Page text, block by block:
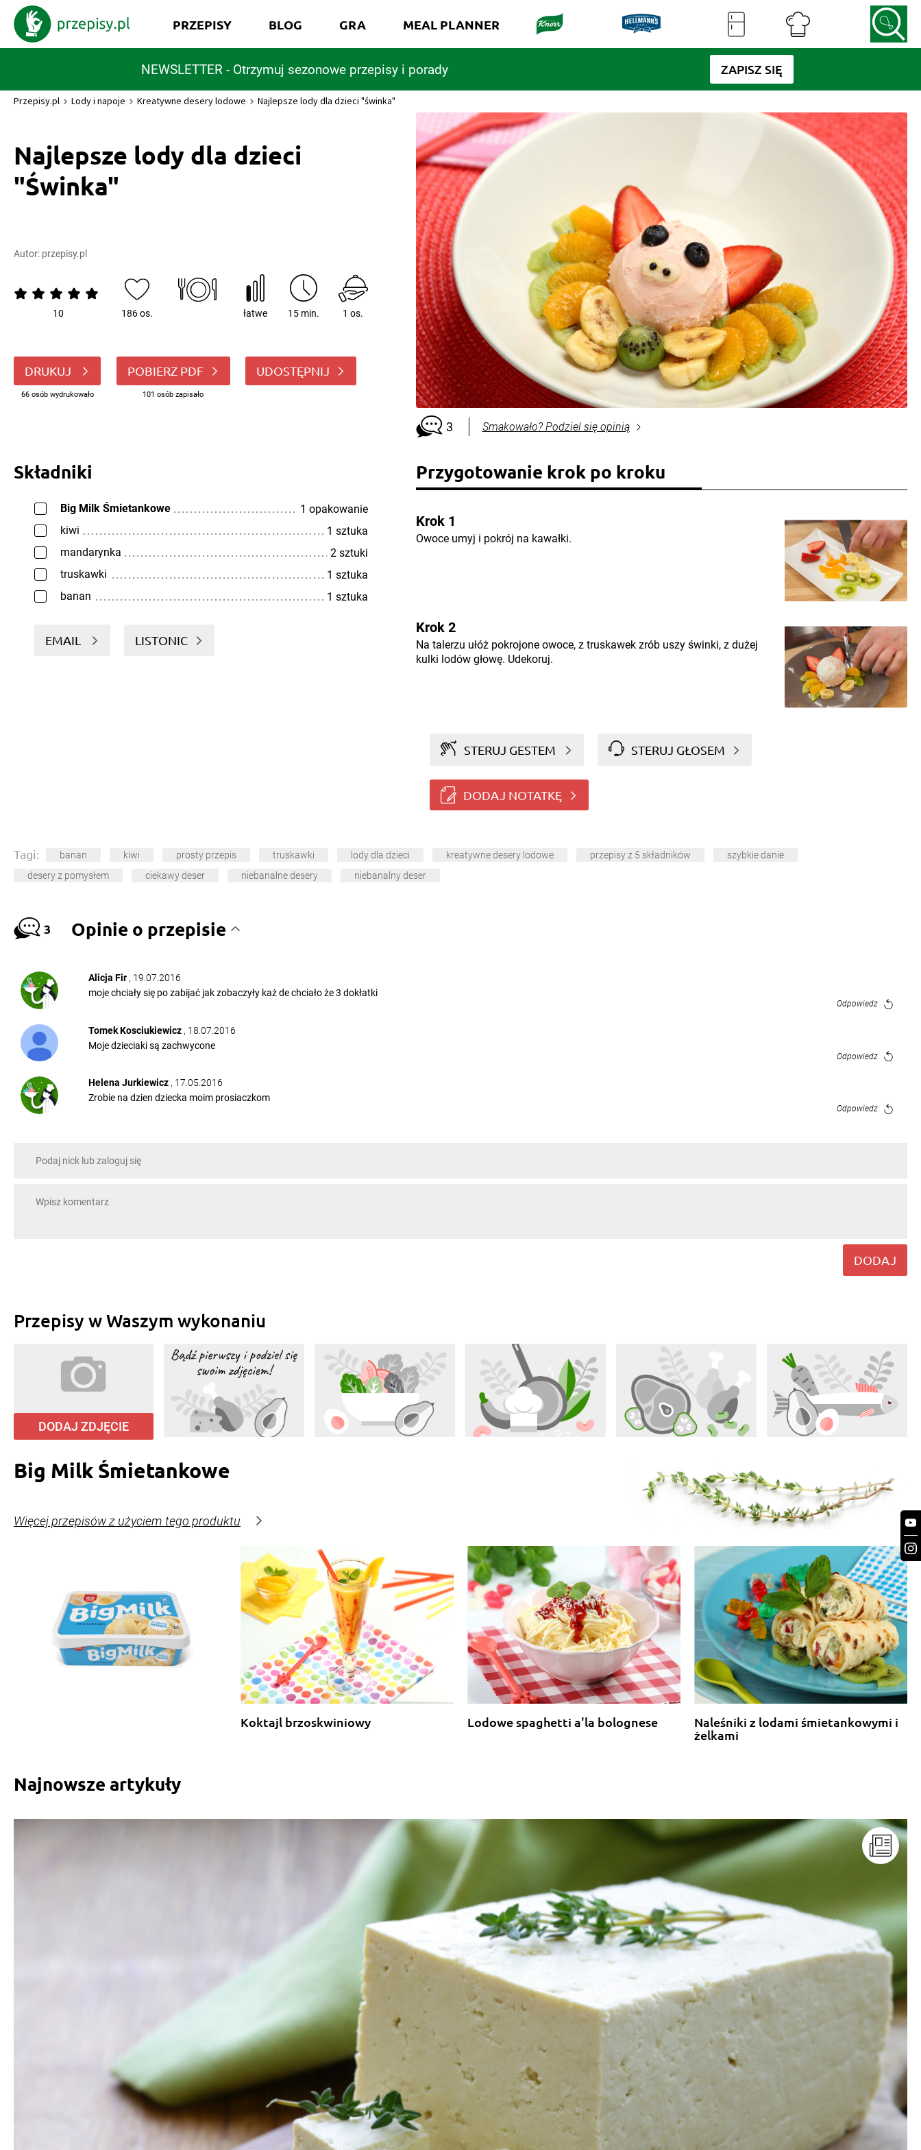
NEWSLETTER - Otrzymuj sezonowe przepisy i porady ZAPISZ SIĘ
PRZEPISY BLOG GRA MEAL PLANNER
Przepisy.pl Lody i napoje Kreatywne desery lodowe Najlepsze lody dla dzieci "świnka"
Najlepsze lody dla dzieci
"Świnka"
Autor: przepisy.pl
10 186 os. łatwe 15 min. 1 os.
DRUKUJ
66 osób wydrukowało
POBIERZ PDF
101 osób zapisało
UDOSTĘPNIJ
3 Smakowało? Podziel się opinią
Składniki
Big Milk Śmietankowe
1 opakowanie
kiwi
1 sztuka
mandarynka
2 sztuki
truskawki
1 sztuka
banan
1 sztuka
EMAIL LISTONIC
Przygotowanie krok po kroku
Krok 1
Owoce umyj i pokrój na kawałki.
Krok 2
Na talerzu ułóż pokrojone owoce, z truskawek zrób uszy świnki, z dużej
kulki lodów głowę. Udekoruj.
STERUJ GESTEM STERUJ GŁOSEM
DODAJ NOTATKĘ
Tagi: banan kiwi prosty przepis truskawki lody dla dzieci kreatywne desery lodowe przepisy z 5 składników
szybkie danie
desery z pomysłem
ciekawy deser niebanalne desery niebanalny deser
3 Opinie o przepisie
Alicja Fir , 19.07.2016
moje chciały się po zabijać jak zobaczyły każ de chciało że 3 dokłatki
Odpowiedz
Tomek Kosciukiewicz , 18.07.2016
Moje dzieciaki są zachwycone
Odpowiedz
Helena Jurkiewicz , 17.05.2016
Zrobie na dzien dziecka moim prosiaczkom
Odpowiedz
DODAJ
Przepisy w Waszym wykonaniu
DODAJ ZDJĘCIE
Big Milk Śmietankowe
Więcej przepisów z użyciem tego produktu
Koktajl brzoskwiniowy Lodowe spaghetti a'la bolognese
Naleśniki z lodami śmietankowymi i
żelkami
Najnowsze artykuły